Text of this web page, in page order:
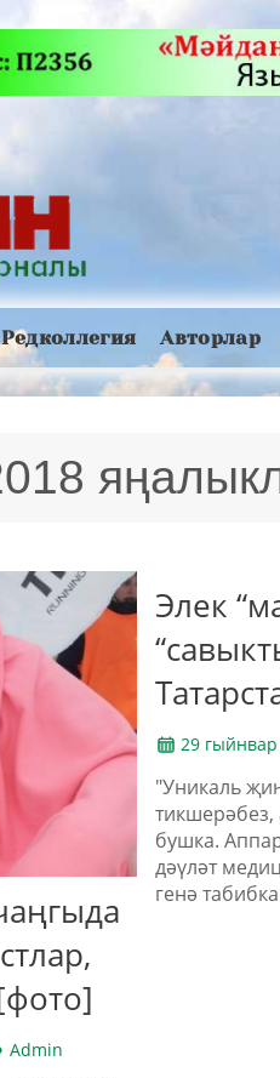
Редколлегия Авторлар
Admin
Элек
29
"Уникаль
тикшерәбез,
бушка.
дәүләт
генә